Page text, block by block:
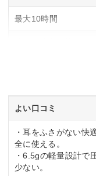
最大10時間
◯
リモコン
◯
よい口コミ
・耳をふさがない快
全に使える。
・6.5gの軽量設計で
少ない。